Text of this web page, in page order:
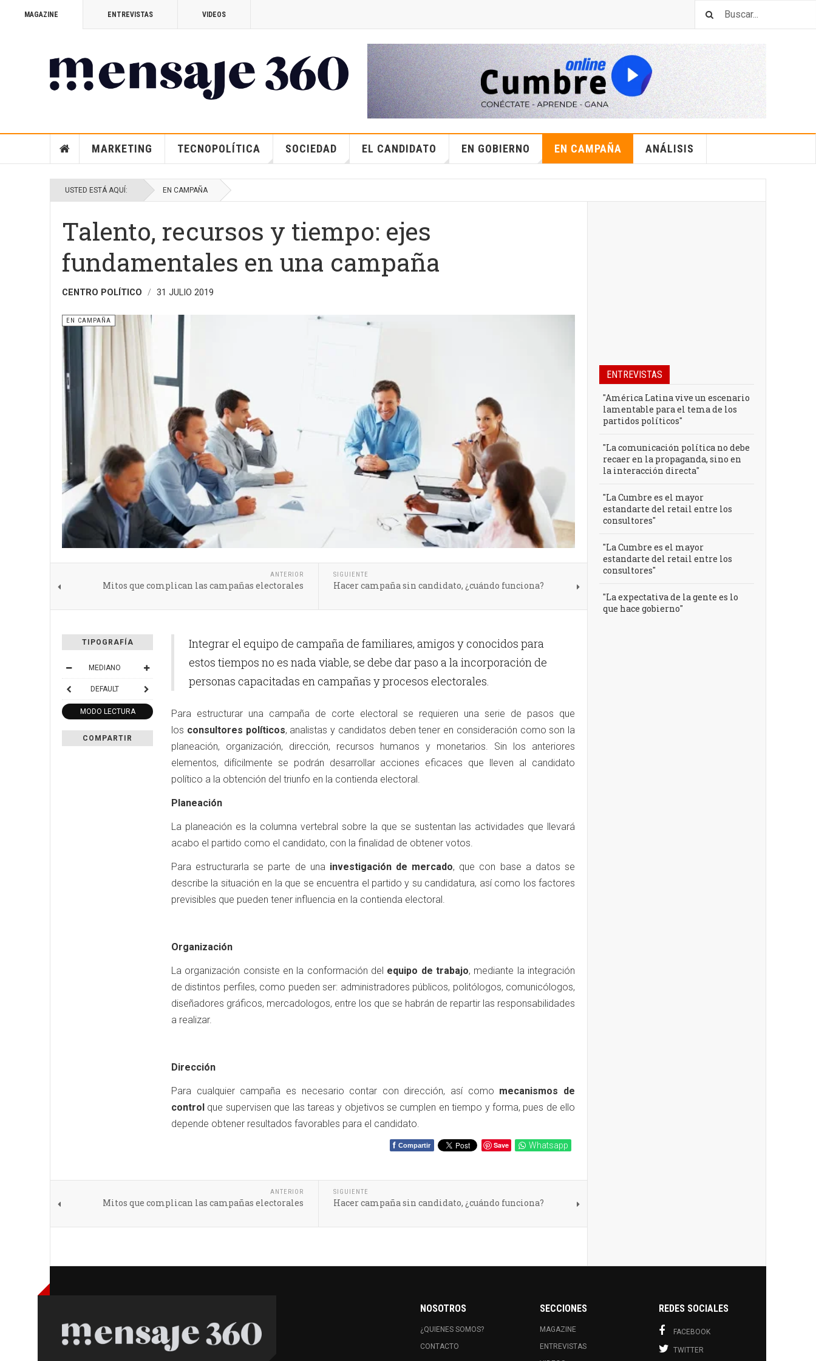
MAGAZINE ENTREVISTAS VIDEOS
MARKETING TECNOPOLÍTICA SOCIEDAD EL CANDIDATO EN GOBIERNO EN CAMPAÑA ANÁLISIS
USTED ESTÁ AQUÍ: EN CAMPAÑA
Talento, recursos y tiempo: ejes
fundamentales en una campaña
CENTRO POLÍTICO 31 JULIO 2019
EN CAMPAÑA
ANTERIOR
Mitos que complican las campañas electorales
SIGUIENTE
Hacer campaña sin candidato, ¿cuándo funciona?
TIPOGRAFÍA
MEDIANO
DEFAULT
MODO LECTURA
COMPARTIR
Integrar el equipo de campaña de familiares, amigos y conocidos para
estos tiempos no es nada viable, se debe dar paso a la incorporación de
personas capacitadas en campañas y procesos electorales.
Para estructurar una campaña de corte electoral se requieren una serie de pasos que
los consultores políticos, analistas y candidatos deben tener en consideración como son la
planeación, organización, dirección, recursos humanos y monetarios. Sin los anteriores
elementos, difícilmente se podrán desarrollar acciones eficaces que lleven al candidato
político a la obtención del triunfo en la contienda electoral.
Planeación
La planeación es la columna vertebral sobre la que se sustentan las actividades que llevará
acabo el partido como el candidato, con la finalidad de obtener votos.
Para estructurarla se parte de una investigación de mercado, que con base a datos se
describe la situación en la que se encuentra el partido y su candidatura, así como los factores
previsibles que pueden tener influencia en la contienda electoral.
Organización
La organización consiste en la conformación del equipo de trabajo, mediante la integración
de distintos perfiles, como pueden ser: administradores públicos, politólogos, comunicólogos,
diseñadores gráficos, mercadologos, entre los que se habrán de repartir las responsabilidades
a realizar.
Dirección
Para cualquier campaña es necesario contar con dirección, así como mecanismos de
control que supervisen que las tareas y objetivos se cumplen en tiempo y forma, pues de ello
depende obtener resultados favorables para el candidato.
f Compartir Save Whatsapp
ANTERIOR
Mitos que complican las campañas electorales
SIGUIENTE
Hacer campaña sin candidato, ¿cuándo funciona?
ENTREVISTAS
"América Latina vive un escenario
lamentable para el tema de los
partidos políticos"
"La comunicación política no debe
recaer en la propaganda, sino en
la interacción directa"
"La Cumbre es el mayor
estandarte del retail entre los
consultores"
"La Cumbre es el mayor
estandarte del retail entre los
consultores"
"La expectativa de la gente es lo
que hace gobierno"
NOSOTROS
¿QUIENES SOMOS?
CONTACTO
SECCIONES
MAGAZINE
ENTREVISTAS
REDES SOCIALES
FACEBOOK
TWITTER